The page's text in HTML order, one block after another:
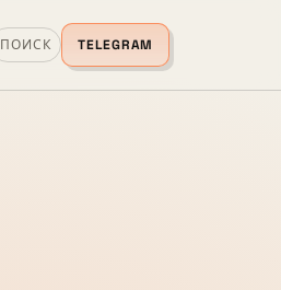
ПОИСК TELEGRAM